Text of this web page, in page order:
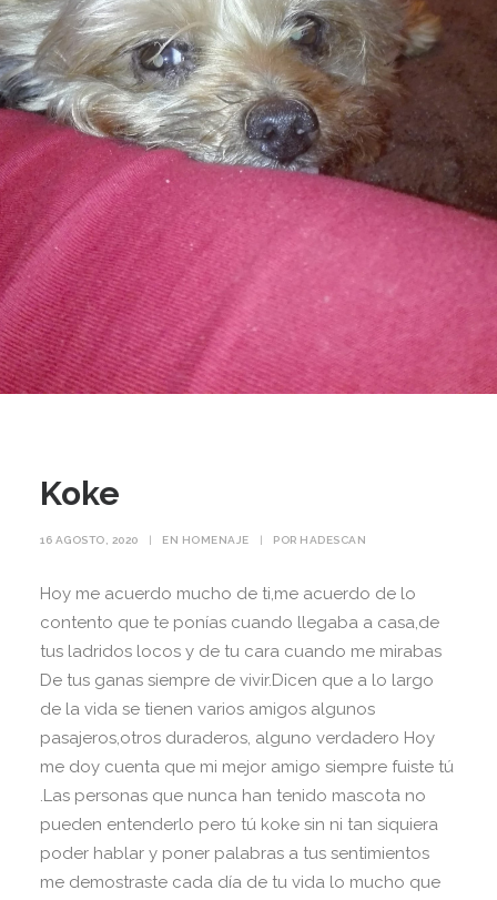
Koke
16 AGOSTO, 2020 | EN HOMENAJE | POR HADESCAN
Hoy me acuerdo mucho de ti,me acuerdo de lo
contento que te ponías cuando llegaba a casa,de
tus ladridos locos y de tu cara cuando me mirabas
De tus ganas siempre de vivir.Dicen que a lo largo
de la vida se tienen varios amigos algunos
pasajeros,otros duraderos, alguno verdadero Hoy
me doy cuenta que mi mejor amigo siempre fuiste tú
.Las personas que nunca han tenido mascota no
pueden entenderlo pero tú koke sin ni tan siquiera
poder hablar y poner palabras a tus sentimientos
me demostraste cada día de tu vida lo mucho que